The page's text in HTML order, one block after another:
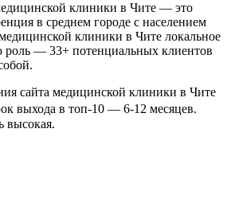
клиники в Чите — это
в среднем городе с населением
клиники в Чите локальное
роль — 33+ потенциальных клиентов
сайта медицинской клиники в Чите
выхода в топ-10 — 6-12 месяцев.
высокая.